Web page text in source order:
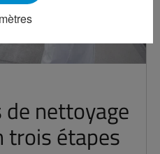
nettoyage
trois étapes